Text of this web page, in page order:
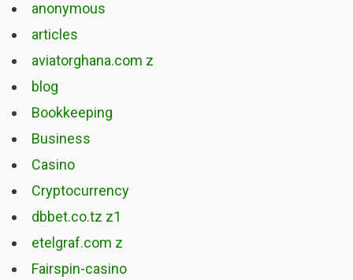
anonymous
articles
aviatorghana.com z
blog
Bookkeeping
Business
Casino
Cryptocurrency
dbbet.co.tz z1
etelgraf.com z
Fairspin-casino